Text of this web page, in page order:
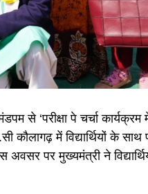
से ‘परीक्षा पे चर्चा
में विद्यार्थियों के साथ
अवसर पर मुख्यमंत्री ने